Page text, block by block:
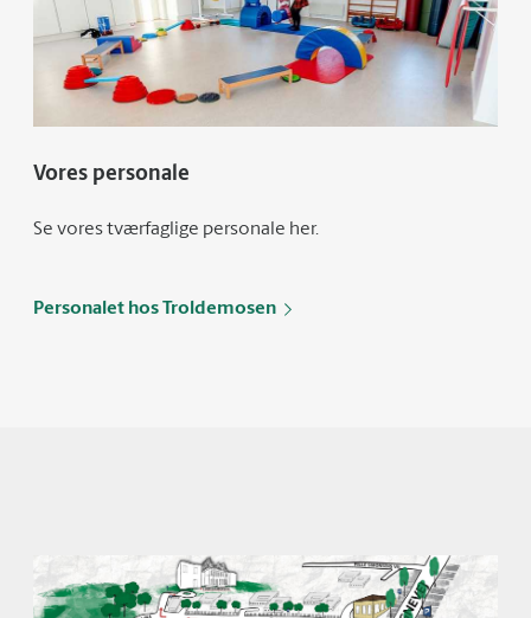
Vores personale
Se vores tværfaglige personale her.
Personalet hos Troldemosen